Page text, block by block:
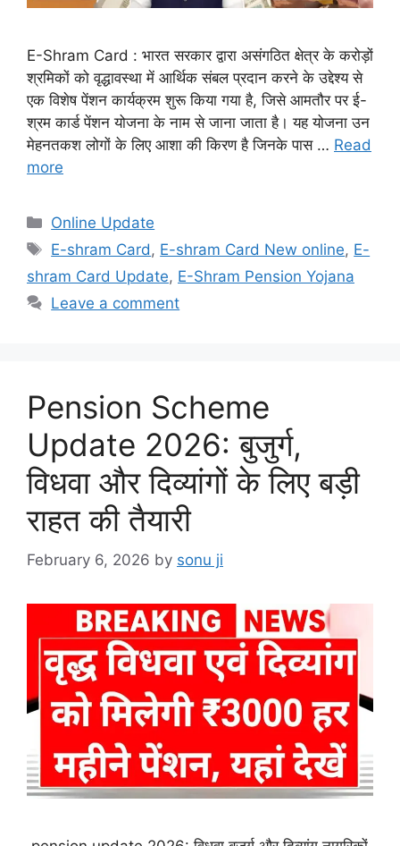
E-Shram Card : भारत सरकार द्वारा असंगठित क्षेत्र के करोड़ों
श्रमिकों को वृद्धावस्था में आर्थिक संबल प्रदान करने के उद्देश्य से
एक विशेष पेंशन कार्यक्रम शुरू किया गया है, जिसे आमतौर पर ई-
श्रम कार्ड पेंशन योजना के नाम से जाना जाता है। यह योजना उन
मेहनतकश लोगों के लिए आशा की किरण है जिनके पास … Read
more
Categories
Online Update
Tags
E-shram Card, E-shram Card New online, E-
shram Card Update, E-Shram Pension Yojana
Leave a comment
Pension Scheme
Update 2026: बुजुर्ग,
विधवा और दिव्यांगों के लिए बड़ी
राहत की तैयारी
February 6, 2026 by sonu ji